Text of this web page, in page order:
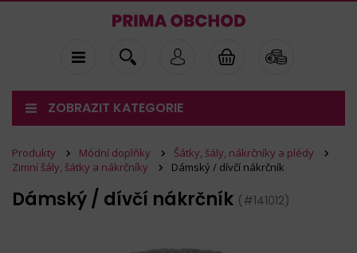
ZOBRAZIT KATEGORIE
Produkty Módní doplňky
Šátky, šály, nákrčníky a plédy
Zimní šály, šátky a nákrčníky
Dámský / dívčí nákrčník
Dámský / dívčí nákrčník (#141012)